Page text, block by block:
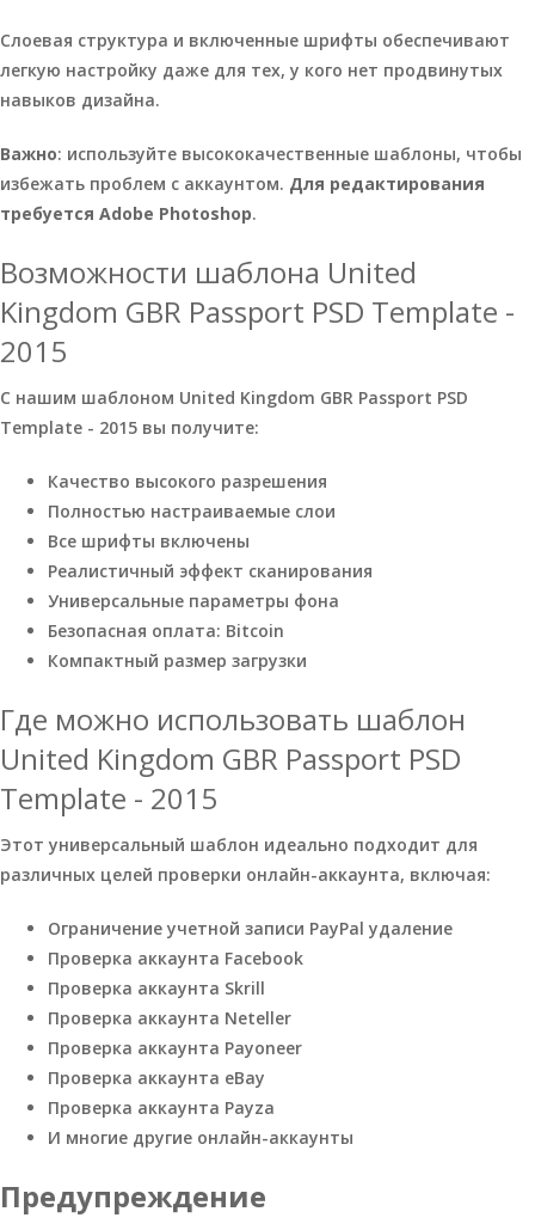
Слоевая структура и включенные шрифты обеспечивают
легкую настройку даже для тех, у кого нет продвинутых
навыков дизайна.
Важно: используйте высококачественные шаблоны, чтобы
избежать проблем с аккаунтом. Для редактирования
требуется Adobe Photoshop.
Возможности шаблона United
Kingdom GBR Passport PSD Template -
2015
С нашим шаблоном United Kingdom GBR Passport PSD
Template - 2015 вы получите:
Качество высокого разрешения
Полностью настраиваемые слои
Все шрифты включены
Реалистичный эффект сканирования
Универсальные параметры фона
Безопасная оплата: Bitcoin
Компактный размер загрузки
Где можно использовать шаблон
United Kingdom GBR Passport PSD
Template - 2015
Этот универсальный шаблон идеально подходит для
различных целей проверки онлайн-аккаунта, включая:
Ограничение учетной записи PayPal удаление
Проверка аккаунта Facebook
Проверка аккаунта Skrill
Проверка аккаунта Neteller
Проверка аккаунта Payoneer
Проверка аккаунта eBay
Проверка аккаунта Payza
И многие другие онлайн-аккаунты
Предупреждение